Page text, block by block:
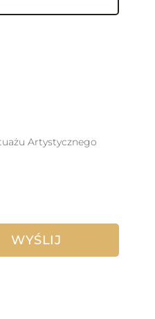
Artystycznego